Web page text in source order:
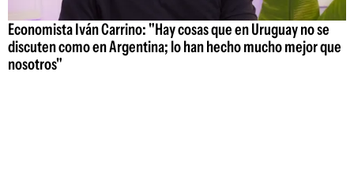
Economista Iván Carrino: "Hay cosas que en Uruguay no se
discuten como en Argentina; lo han hecho mucho mejor que
nosotros"